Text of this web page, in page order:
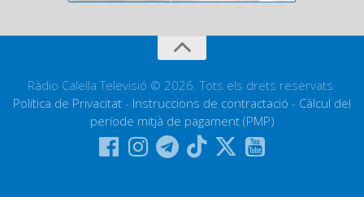
Ràdio Calella Televisió © 2026. Tots els drets reservats.
Política de Privacitat - Instruccions de contractació - Càlcul del
període mitjà de pagament (PMP)